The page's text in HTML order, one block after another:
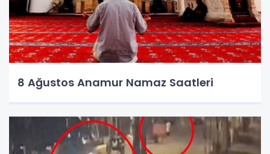
8 Ağustos Anamur Namaz Saatleri